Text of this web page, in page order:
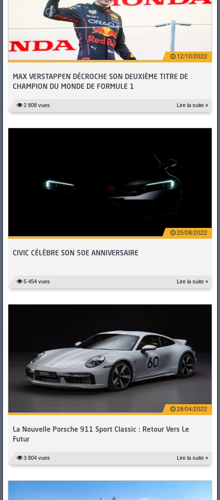
12/10/2022
MAX VERSTAPPEN DÉCROCHE SON DEUXIÈME TITRE DE
CHAMPION DU MONDE DE FORMULE 1
2 808 vues Lire la suite »
25/08/2022
CIVIC CÉLÈBRE SON 50E ANNIVERSAIRE
5 454 vues Lire la suite »
28/04/2022
La Nouvelle Porsche 911 Sport Classic : Retour Vers Le
Futur
3 804 vues Lire la suite »